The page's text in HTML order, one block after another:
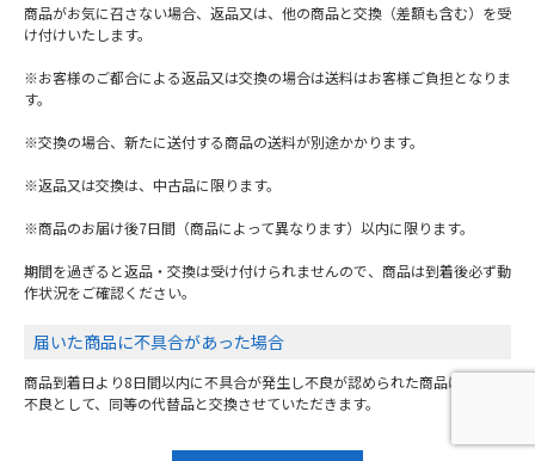
商品がお気に召さない場合、返品又は、他の商品と交換（差額も含む）を受
け付けいたします。
※お客様のご都合による返品又は交換の場合は送料はお客様ご負担となりま
す。
※交換の場合、新たに送付する商品の送料が別途かかります。
※返品又は交換は、中古品に限ります。
※商品のお届け後7日間（商品によって異なります）以内に限ります。
期間を過ぎると返品・交換は受け付けられませんので、商品は到着後必ず動
作状況をご確認ください。
届いた商品に不具合があった場合
商品到着日より8日間以内に不具合が発生し不良が認められた商品は、初期
不良として、同等の代替品と交換させていただきます。